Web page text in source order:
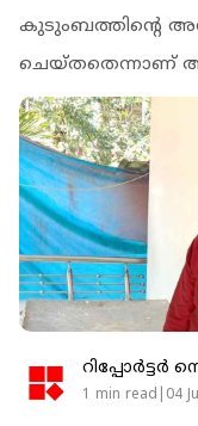
കുടുംബത്തിന്റെ
ചെയ്തതെന്നാണ്
റിപ്പോർട്ടർ
1 min read|04